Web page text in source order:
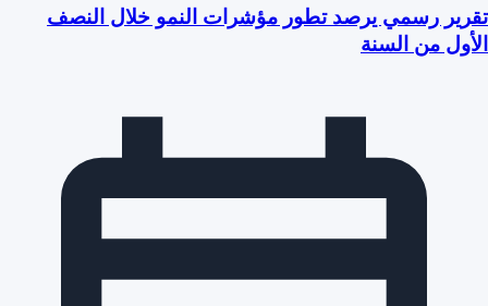
تقرير رسمي يرصد تطور مؤشرات النمو خلال النصف
الأول من السنة